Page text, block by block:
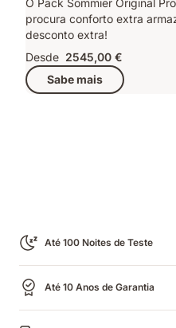
O Pack Sommier Original
procura conforto extra
desconto extra!
Desde 2545,00 €
Sabe mais
Até 100 Noites de Teste
Até 10 Anos de Garantia